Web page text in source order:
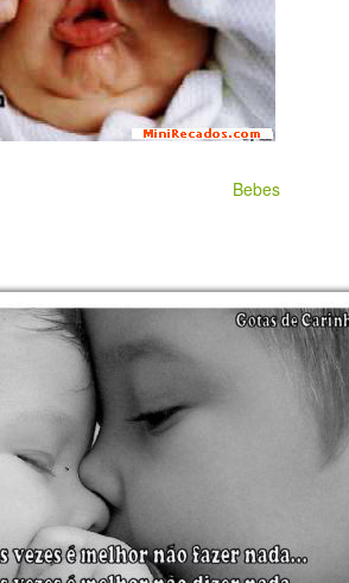
Bebes